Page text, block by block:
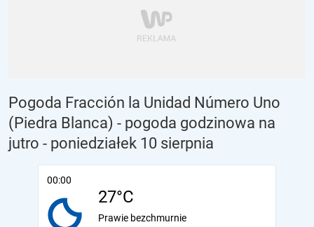
Pogoda Fracción la Unidad Número Uno
(Piedra Blanca) - pogoda godzinowa na
jutro - poniedziałek 10 sierpnia
00:00
27°C
Prawie bezchmurnie